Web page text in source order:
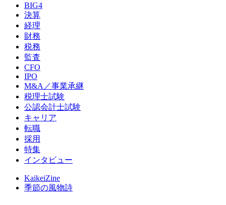
BIG4
決算
経理
財務
税務
監査
CFO
IPO
M&A／事業承継
税理士試験
公認会計士試験
キャリア
転職
採用
特集
インタビュー
KaikeiZine
季節の風物詩